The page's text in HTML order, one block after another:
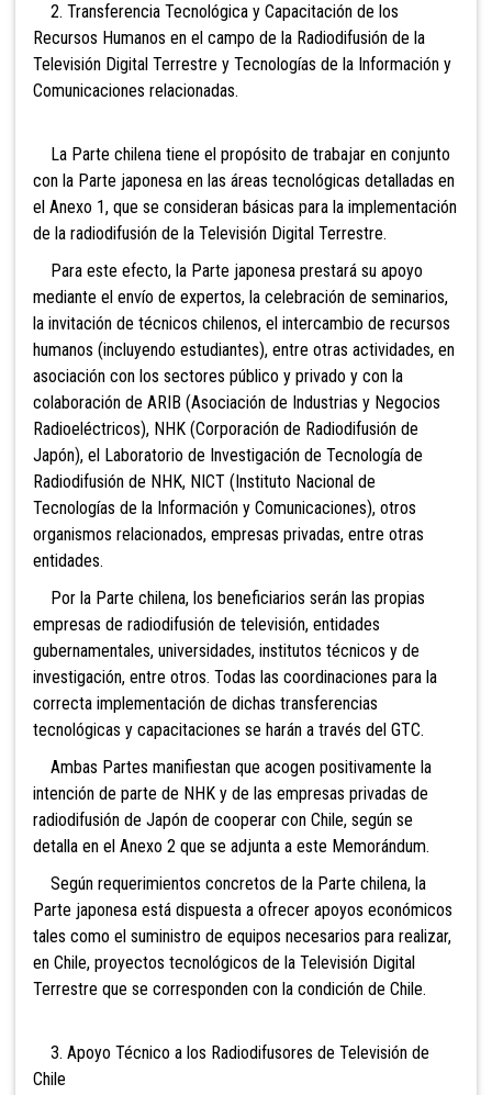
2. Transferencia Tecnológica y Capacitación de los
Recursos Humanos en el campo de la Radiodifusión de la
Televisión Digital Terrestre y Tecnologías de la Información y
Comunicaciones relacionadas.
La Parte chilena tiene el propósito de trabajar en conjunto
con la Parte japonesa en las áreas tecnológicas detalladas en
el Anexo 1, que se consideran básicas para la implementación
de la radiodifusión de la Televisión Digital Terrestre.
Para este efecto, la Parte japonesa prestará su apoyo
mediante el envío de expertos, la celebración de seminarios,
la invitación de técnicos chilenos, el intercambio de recursos
humanos (incluyendo estudiantes), entre otras actividades, en
asociación con los sectores público y privado y con la
colaboración de ARIB (Asociación de Industrias y Negocios
Radioeléctricos), NHK (Corporación de Radiodifusión de
Japón), el Laboratorio de Investigación de Tecnología de
Radiodifusión de NHK, NICT (Instituto Nacional de
Tecnologías de la Información y Comunicaciones), otros
organismos relacionados, empresas privadas, entre otras
entidades.
Por la Parte chilena, los beneficiarios serán las propias
empresas de radiodifusión de televisión, entidades
gubernamentales, universidades, institutos técnicos y de
investigación, entre otros. Todas las coordinaciones para la
correcta implementación de dichas transferencias
tecnológicas y capacitaciones se harán a través del GTC.
Ambas Partes manifiestan que acogen positivamente la
intención de parte de NHK y de las empresas privadas de
radiodifusión de Japón de cooperar con Chile, según se
detalla en el Anexo 2 que se adjunta a este Memorándum.
Según requerimientos concretos de la Parte chilena, la
Parte japonesa está dispuesta a ofrecer apoyos económicos
tales como el suministro de equipos necesarios para realizar,
en Chile, proyectos tecnológicos de la Televisión Digital
Terrestre que se corresponden con la condición de Chile.
3. Apoyo Técnico a los Radiodifusores de Televisión de
Chile